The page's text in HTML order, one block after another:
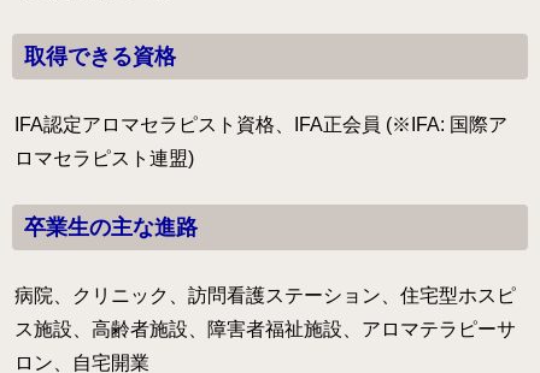
取得できる資格
IFA認定アロマセラピスト資格、IFA正会員 (※IFA: 国際ア
ロマセラピスト連盟)
卒業生の主な進路
病院、クリニック、訪問看護ステーション、住宅型ホスピ
ス施設、高齢者施設、障害者福祉施設、アロマテラピーサ
ロン、自宅開業